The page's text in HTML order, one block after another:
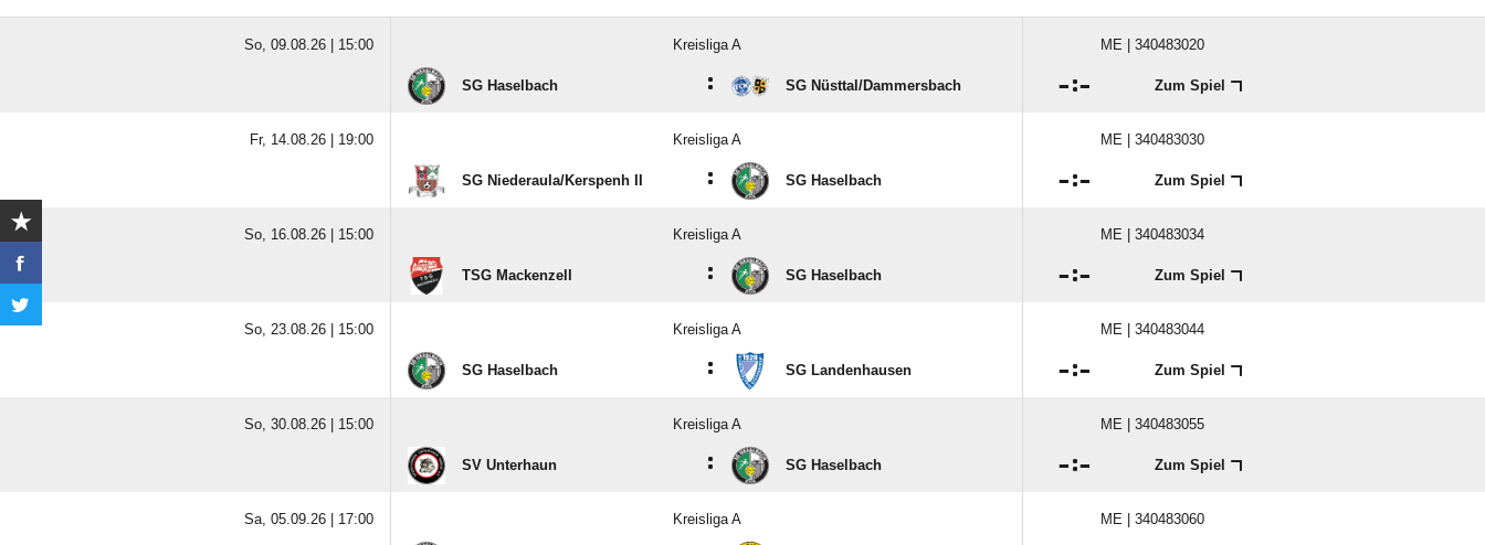
So, 09.08.26 | 15:00 Kreisliga A ME | 340483020
SG Haselbach : SG Nüsttal/​Dammersbach : Zum Spiel
Fr, 14.08.26 | 19:00 Kreisliga A ME | 340483030
SG Niederaula/​Kerspenh II : SG Haselbach : Zum Spiel
So, 16.08.26 | 15:00 Kreisliga A ME | 340483034
TSG Mackenzell : SG Haselbach : Zum Spiel
So, 23.08.26 | 15:00 Kreisliga A ME | 340483044
SG Haselbach : SG Landenhausen : Zum Spiel
So, 30.08.26 | 15:00 Kreisliga A ME | 340483055
SV Unterhaun : SG Haselbach : Zum Spiel
Sa, 05.09.26 | 17:00 Kreisliga A ME | 340483060